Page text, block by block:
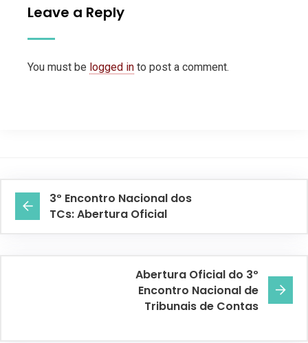
Leave a Reply
You must be logged in to post a comment.
3º Encontro Nacional dos
TCs: Abertura Oficial
Abertura Oficial do 3º
Encontro Nacional de
Tribunais de Contas